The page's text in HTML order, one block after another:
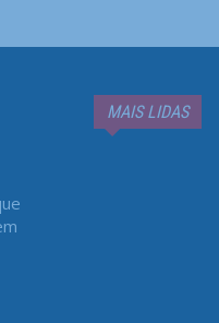
MAIS LIDAS